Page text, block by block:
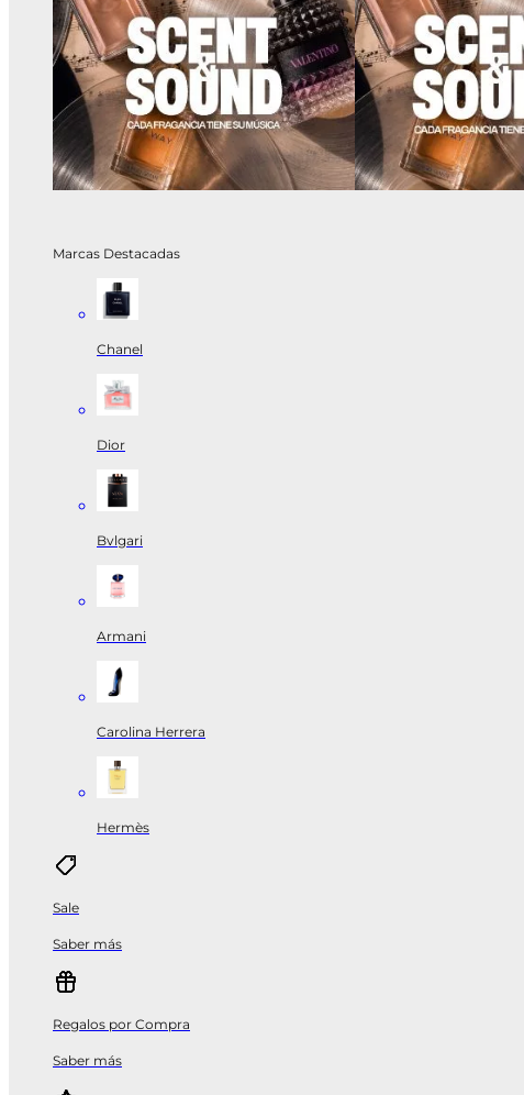
Marcas Destacadas
Chanel
Dior
Bvlgari
Armani
Carolina Herrera
Hermès
Sale
Saber más
Regalos por Compra
Saber más